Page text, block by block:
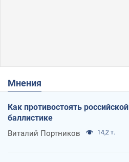
Мнения
Как противостоять российской
баллистике
Виталий Портников 14,2 т.